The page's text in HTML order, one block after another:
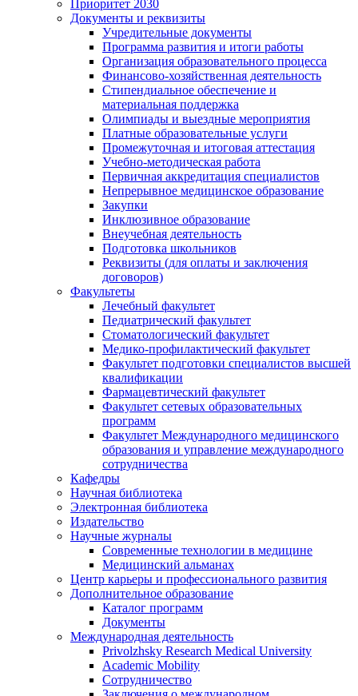
Приоритет 2030
Документы и реквизиты
Учредительные документы
Программа развития и итоги работы
Организация образовательного процесса
Финансово-хозяйственная деятельность
Стипендиальное обеспечение и
материальная поддержка
Олимпиады и выездные мероприятия
Платные образовательные услуги
Промежуточная и итоговая аттестация
Учебно-методическая работа
Первичная аккредитация специалистов
Непрерывное медицинское образование
Закупки
Инклюзивное образование
Внеучебная деятельность
Подготовка школьников
Реквизиты (для оплаты и заключения
договоров)
Факультеты
Лечебный факультет
Педиатрический факультет
Стоматологический факультет
Медико-профилактический факультет
Факультет подготовки специалистов высшей
квалификации
Фармацевтический факультет
Факультет сетевых образовательных
программ
Факультет Международного медицинского
образования и управление международного
сотрудничества
Кафедры
Научная библиотека
Электронная библиотека
Издательство
Научные журналы
Современные технологии в медицине
Медицинский альманах
Центр карьеры и профессионального развития
Дополнительное образование
Каталог программ
Документы
Международная деятельность
Privolzhsky Research Medical University
Academic Mobility
Сотрудничество